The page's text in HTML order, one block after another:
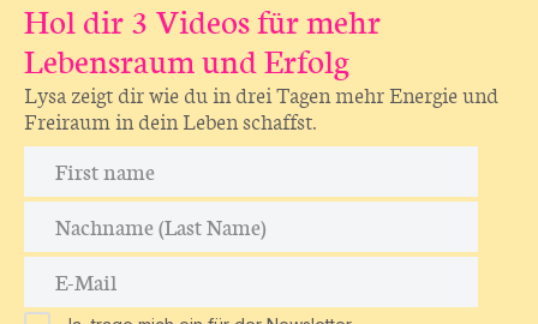
Hol dir 3 Videos für mehr
Lebensraum und Erfolg
Lysa zeigt dir wie du in drei Tagen mehr Energie und
Freiraum in dein Leben schaffst.